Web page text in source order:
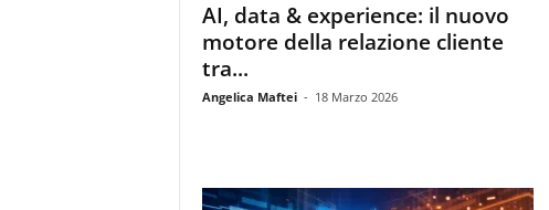
AI, data & experience: il nuovo
motore della relazione cliente
tra...
Angelica Maftei - 18 Marzo 2026